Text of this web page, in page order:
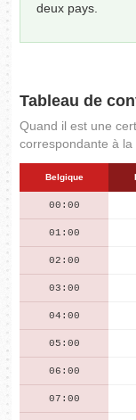
deux pays.
Tableau de
Quand il est une
correspondante à la
Belgique
00:00
01:00
02:00
03:00
04:00
05:00
06:00
07:00